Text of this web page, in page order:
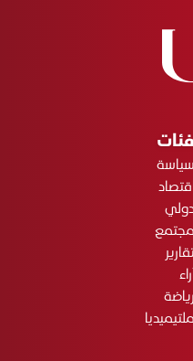
فئات
سياسة
مجتمع
رياضة
ملتيميديا